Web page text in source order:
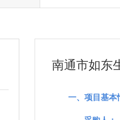
南通市如东
一、项目基本